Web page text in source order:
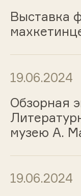
Выставка
19.06.2024
Обзорная
музею А.
19.06.2024